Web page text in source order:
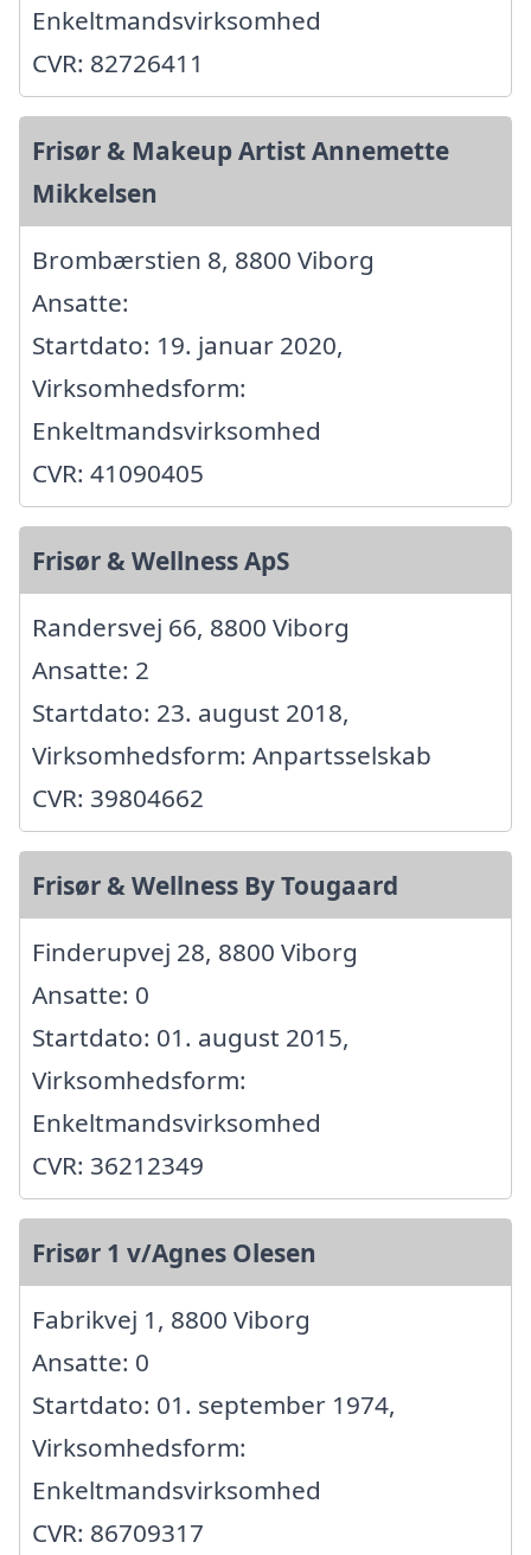
Enkeltmandsvirksomhed
CVR: 82726411
Frisør & Makeup Artist Annemette
Mikkelsen
Brombærstien 8, 8800 Viborg
Ansatte:
Startdato: 19. januar 2020,
Virksomhedsform:
Enkeltmandsvirksomhed
CVR: 41090405
Frisør & Wellness ApS
Randersvej 66, 8800 Viborg
Ansatte: 2
Startdato: 23. august 2018,
Virksomhedsform: Anpartsselskab
CVR: 39804662
Frisør & Wellness By Tougaard
Finderupvej 28, 8800 Viborg
Ansatte: 0
Startdato: 01. august 2015,
Virksomhedsform:
Enkeltmandsvirksomhed
CVR: 36212349
Frisør 1 v/Agnes Olesen
Fabrikvej 1, 8800 Viborg
Ansatte: 0
Startdato: 01. september 1974,
Virksomhedsform:
Enkeltmandsvirksomhed
CVR: 86709317